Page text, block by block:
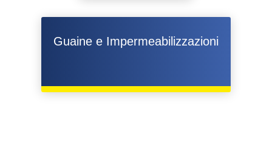
Guaine e Impermeabilizzazioni